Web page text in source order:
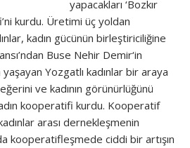
yapacakları ‘Bozkır
kurdu. Üretimi üç yoldan
kadın gücünün birleştiriciliğine
Buse Nehir Demir‘in
Yozgatlı kadınlar bir araya
ve kadının görünürlüğünü
kooperatifi kurdu. Kooperatif
arası dernekleşmenin
kooperatifleşmede ciddi bir artışın